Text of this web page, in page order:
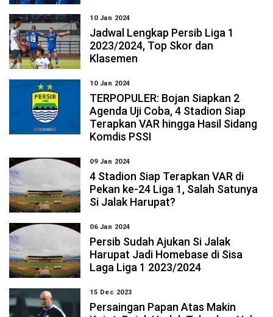
10 Jan 2024
Jadwal Lengkap Persib Liga 1
2023/2024, Top Skor dan
Klasemen
10 Jan 2024
TERPOPULER: Bojan Siapkan 2
Agenda Uji Coba, 4 Stadion Siap
Terapkan VAR hingga Hasil Sidang
Komdis PSSI
09 Jan 2024
4 Stadion Siap Terapkan VAR di
Pekan ke-24 Liga 1, Salah Satunya
Si Jalak Harupat?
06 Jan 2024
Persib Sudah Ajukan Si Jalak
Harupat Jadi Homebase di Sisa
Laga Liga 1 2023/2024
15 Dec 2023
Persaingan Papan Atas Makin